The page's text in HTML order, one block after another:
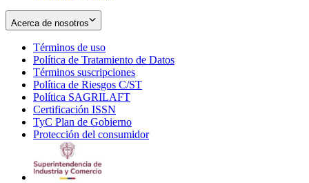
Acerca de nosotros
Términos de uso
in
new
window
Política de Tratamiento de Datos
Términos suscripciones
in
Política de Riesgos C/ST
Política SAGRILAFT
new
window
Certificación ISSN
in
new
TyC Plan de Gobierno
in
Protección del consumidorOpens